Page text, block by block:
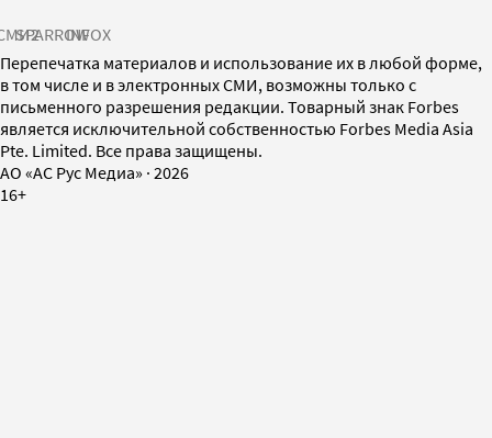
SPARROWINFOX
Перепечатка материалов и использование их в любой форме,
в том числе и в электронных СМИ, возможны только с
письменного разрешения редакции. Товарный знак Forbes
является исключительной собственностью Forbes Media Asia
Pte. Limited. Все права защищены.
AO «АС Рус Медиа» · 2026
16+